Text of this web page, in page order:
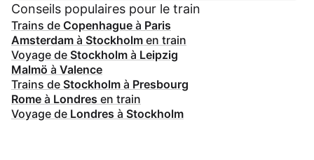
Conseils populaires pour le train
Trains de Copenhague à Paris
Amsterdam à Stockholm en train
Voyage de Stockholm à Leipzig
Malmö à Valence
Trains de Stockholm à Presbourg
Rome à Londres en train
Voyage de Londres à Stockholm